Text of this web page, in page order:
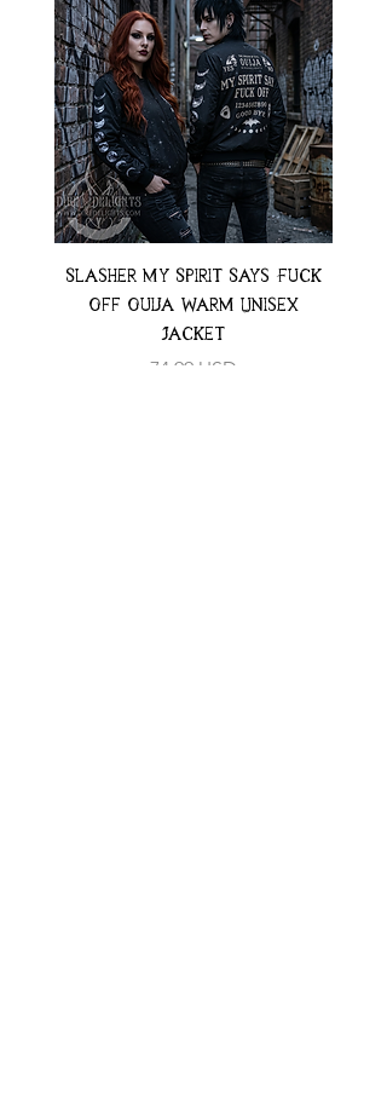
Slasher My Spirit Says Fuck
Off Ouija Warm Unisex
Jacket
Preț
74,99 USD